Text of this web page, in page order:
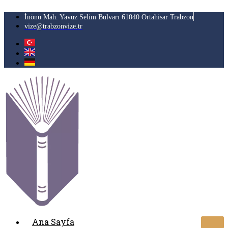
İnönü Mah. Yavuz Selim Bulvarı 61040 Ortahisar Trabzon
vize@trabzonvize.tr
Ana Sayfa